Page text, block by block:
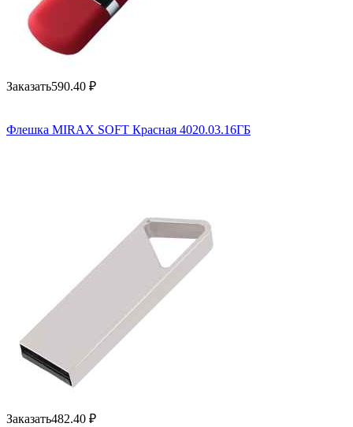
Заказать590.40 ₽
Флешка MIRAX SOFT Красная 4020.03.16ГБ
Заказать482.40 ₽